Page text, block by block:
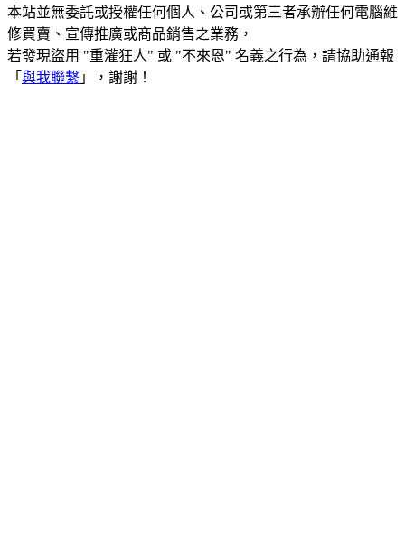
本站並無委託或授權任何個人、公司或第三者承辦任何電腦維
修買賣、宣傳推廣或商品銷售之業務，
若發現盜用 "重灌狂人" 或 "不來恩" 名義之行為，請協助通報
「 與我聯繫 」，謝謝！